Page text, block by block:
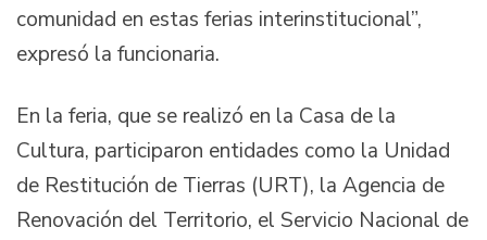
comunidad en estas ferias interinstitucional”,
expresó la funcionaria.
En la feria, que se realizó en la Casa de la
Cultura, participaron entidades como la Unidad
de Restitución de Tierras (URT), la Agencia de
Renovación del Territorio, el Servicio Nacional de